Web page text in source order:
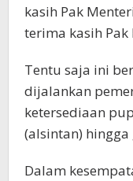
kasih Pak
terima kasih Pak
Tentu saja ini
dijalankan
ketersediaan
(alsintan) hingga
Dalam